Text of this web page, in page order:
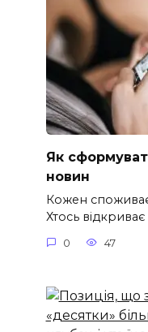
Як
новин
Кожен
Хтось відкриває
0 47